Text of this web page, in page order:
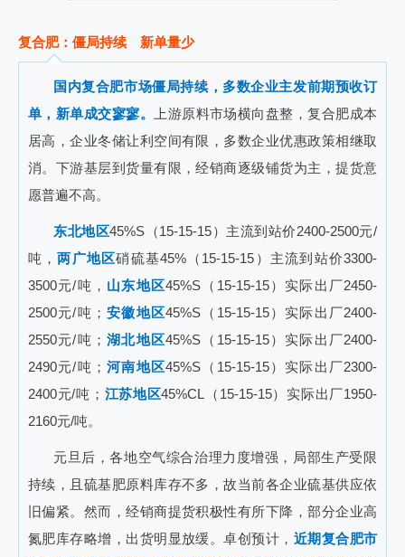
复合肥：僵局持续 新单量少
国内复合肥市场僵局持续，多数企业主发前期预收订
单，新单成交寥寥。
上游原料市场横向盘整，复合肥成本
居高，企业冬储让利空间有限，多数企业优惠政策相继取
消。下游基层到货量有限，经销商逐级铺货为主，提货意
愿普遍不高。
东北地区45%S（15-15-15）主流到站价2400-2500元/
吨，两广地区硝硫基45%（15-15-15）主流到站价3300-
3500元/吨， 山东地区45%S（15-15-15）实际出厂2450-
2500元/吨； 安徽地区45%S（15-15-15）实际出厂2400-
2550元/吨； 湖北地区45%S（15-15-15）实际出厂2400-
2490元/吨； 河南地区45%S（15-15-15）实际出厂2300-
2400元/吨； 江苏地区45%CL（15-15-15）实际出厂1950-
2160元/吨。
元旦后，各地空气综合治理力度增强，局部生产受限
持续，且硫基肥原料库存不多，故当前各企业硫基供应依
旧偏紧。然而，经销商提货积极性有所下降，部分企业高
氮肥库存略增，出货明显放缓。卓创预计， 近期复合肥市